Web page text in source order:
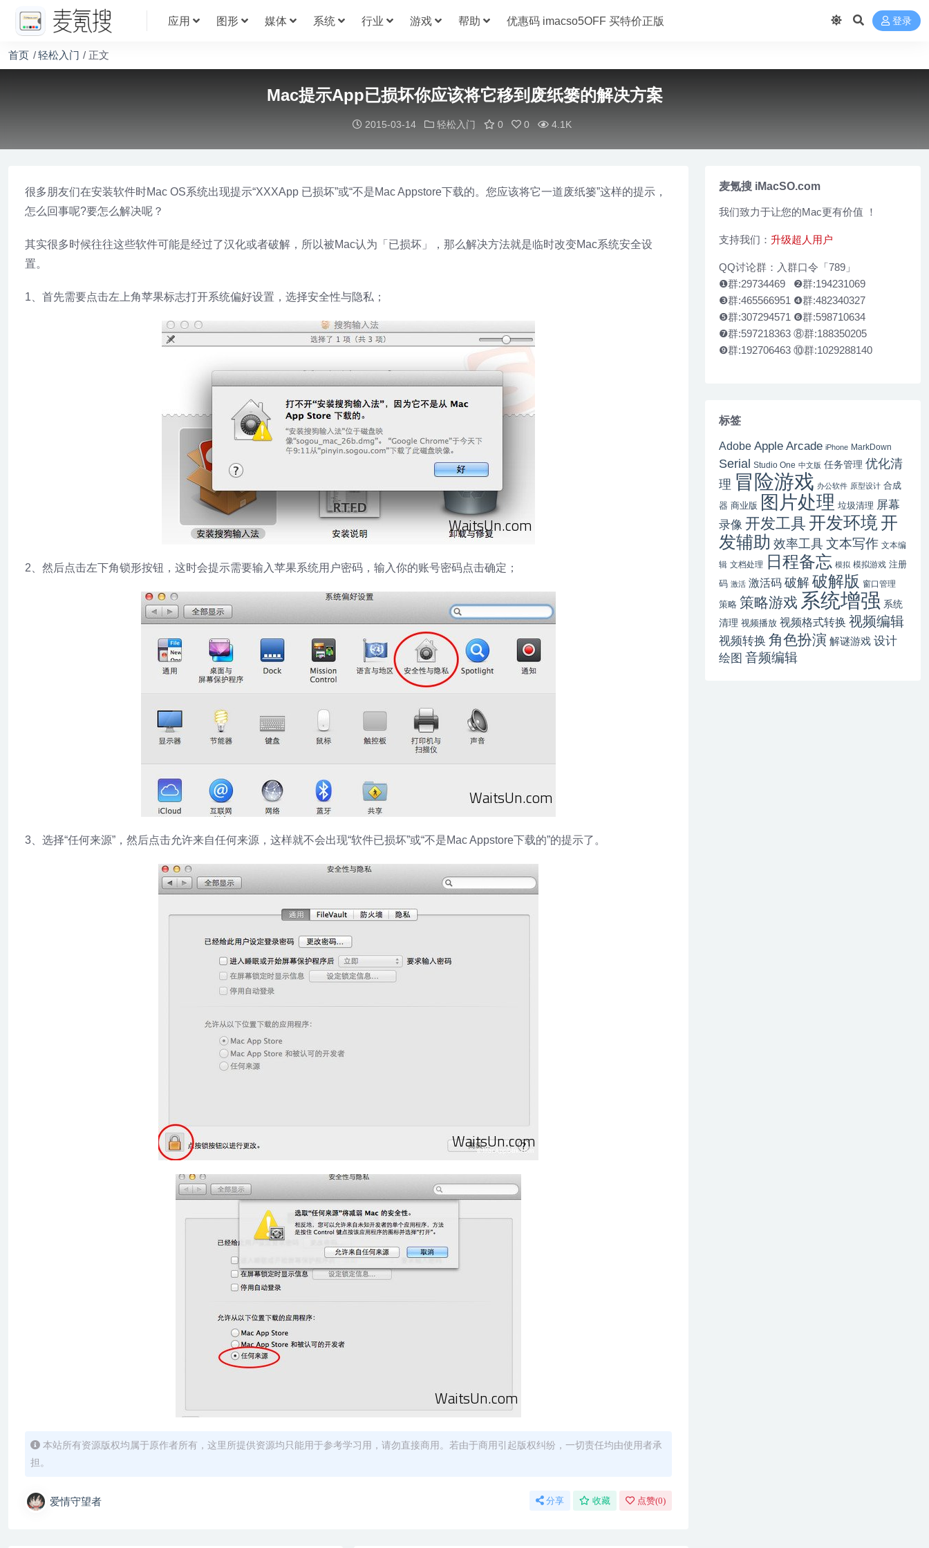
应用 图形 媒体 系统 行业 游戏 帮助 优惠码 imacso5OFF 买特价正版 登录
首页 轻松入门 正文
Mac提示App已损坏你应该将它移到废纸篓的解决方案
2015-03-14 轻松入门 0 0 4.1K
很多朋友们在安装软件时Mac OS系统出现提示“XXXApp 已损坏”或“不是Mac Appstore下载的。您应该将它一道废纸篓”这样的提示，
怎么回事呢?要怎么解决呢？
其实很多时候往往这些软件可能是经过了汉化或者破解，所以被Mac认为「已损坏」，那么解决方法就是临时改变Mac系统安全设
置。
1、首先需要点击左上角苹果标志打开系统偏好设置，选择安全性与隐私；
2、然后点击左下角锁形按钮，这时会提示需要输入苹果系统用户密码，输入你的账号密码点击确定；
3、选择“任何来源”，然后点击允许来自任何来源，这样就不会出现“软件已损坏”或“不是Mac Appstore下载的”的提示了。
本站所有资源版权均属于原作者所有，这里所提供资源均只能用于参考学习用，请勿直接商用。若由于商用引起版权纠纷，一切责任均由使用者承
担。
爱情守望者 分享 收藏 点赞(0)
麦氪搜 iMacSO.com
我们致力于让您的Mac更有价值 ！
支持我们： 升级超人用户
QQ讨论群：入群口令「789」
❶群:29734469 ❷群:194231069
❸群:465566951 ❹群:482340327
❺群:307294571 ❻群:598710634
❼群:597218363 ⑧群:188350205
❾群:192706463 ⑩群:1029288140
标签
Adobe Apple Arcade iPhone MarkDown
Serial Studio One 中文版 任务管理 优化清
理 冒险游戏 办公软件 原型设计 合成
器 商业版 图片处理 垃圾清理 屏幕
录像 开发工具 开发环境开
发辅助 效率工具 文本写作 文本编
辑 文档处理 日程备忘 模拟 模拟游戏 注册
码 激活 激活码 破解破解版 窗口管理
策略 策略游戏 系统增强 系统
清理 视频播放 视频格式转换 视频编辑
视频转换 角色扮演 解谜游戏 设计
绘图 音频编辑